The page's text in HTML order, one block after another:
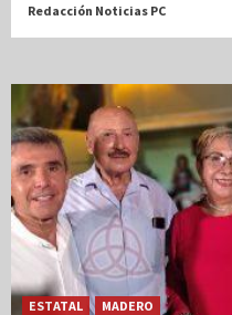
Redacción Noticias PC
ESTATAL MADERO